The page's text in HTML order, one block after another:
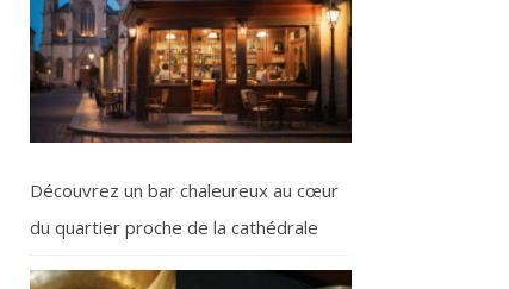
Découvrez un bar chaleureux au cœur
du quartier proche de la cathédrale